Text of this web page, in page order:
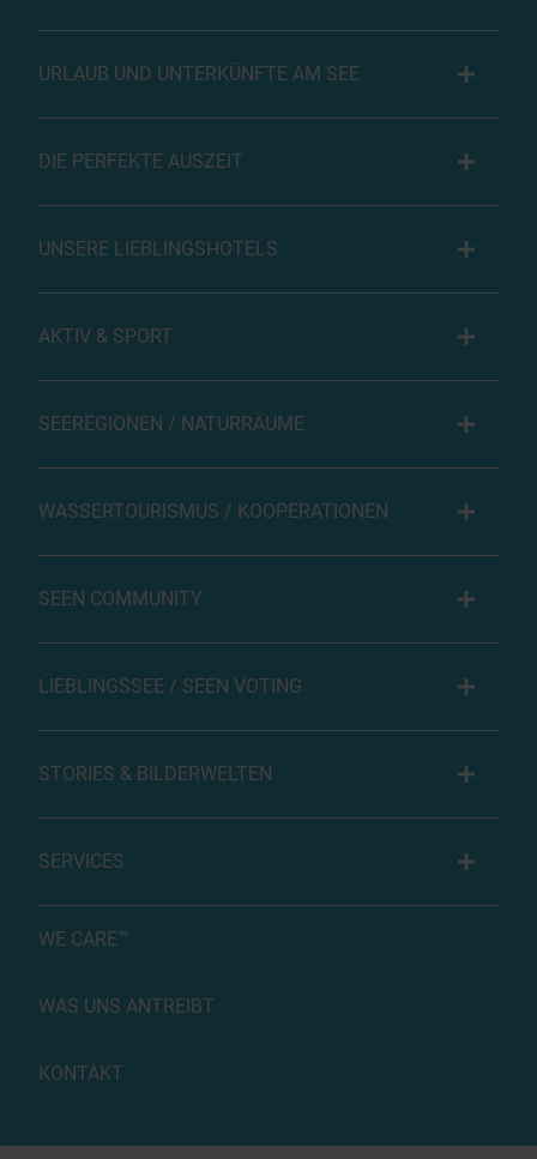
URLAUB UND UNTERKÜNFTE AM SEE
DIE PERFEKTE AUSZEIT
UNSERE LIEBLINGSHOTELS
AKTIV & SPORT
SEEREGIONEN / NATURRÄUME
WASSERTOURISMUS / KOOPERATIONEN
SEEN COMMUNITY
LIEBLINGSSEE / SEEN VOTING
STORIES & BILDERWELTEN
SERVICES
WE CARE™
WAS UNS ANTREIBT
KONTAKT